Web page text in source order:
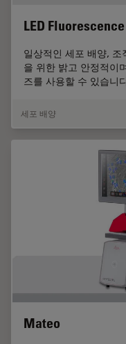
LED
일상적인 세포 배양, 조
을 위한 밝고 안정적이
즈를 사용할 수 있습니
세포 배양
Mateo